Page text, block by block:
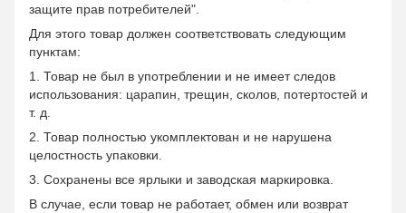
защите прав потребителей".
Для этого товар должен соответствовать следующим
пунктам:
1. Товар не был в употреблении и не имеет следов
использования: царапин, трещин, сколов, потертостей и
т. д.
2. Товар полностью укомплектован и не нарушена
целостность упаковки.
3. Сохранены все ярлыки и заводская маркировка.
В случае, если товар не работает, обмен или возврат